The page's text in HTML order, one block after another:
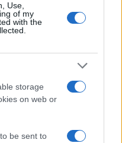
Use,
of my
with the
storage
on web or
be sent to